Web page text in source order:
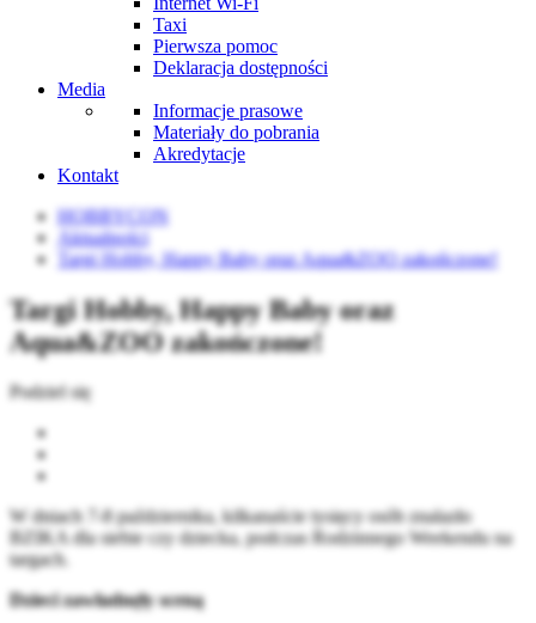
Taxi
Pierwsza pomoc
Deklaracja dostępności
Media
Informacje prasowe
Materiały do pobrania
Akredytacje
Kontakt
HOBBYCON
Aktualności
Targi Hobby, Happy Baby oraz Aqua&ZOO zakończone!
Targi Hobby, Happy Baby oraz
Aqua&ZOO zakończone!
Podziel się
W dniach 7-8 października, kilkanaście tysięcy osób znalazło
BZIKA dla siebie czy dziecka, podczas Rodzinnego Weekendu na
targach.
Dzieci zawładnęły sceną